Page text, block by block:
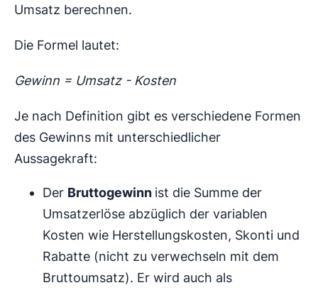
Umsatz berechnen.
Die Formel lautet:
Gewinn = Umsatz - Kosten
Je nach Definition gibt es verschiedene Formen
des Gewinns mit unterschiedlicher
Aussagekraft:
Der Bruttogewinn ist die Summe der
Umsatzerlöse abzüglich der variablen
Kosten wie Herstellungskosten, Skonti und
Rabatte (nicht zu verwechseln mit dem
Bruttoumsatz). Er wird auch als